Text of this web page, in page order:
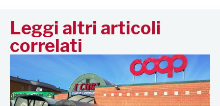
Leggi altri articoli
correlati